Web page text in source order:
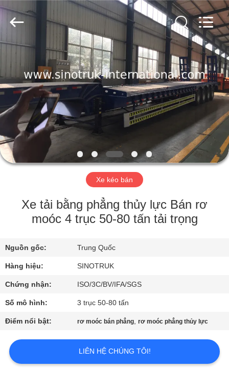
NHÀ
SẢN
PHẨM
VỀ
CHÚNG
TÔI
CHUYẾN
THAM
NHÀ
MÁY
KIỂM
SOÁT
LƯỢNG
-
2026
SINOTRUK
INTERNATIONAL
All
Xe kéo bán
Xe tải bằng phẳng thủy lực Bán rơ
moóc 4 trục 50-80 tấn tải trọng
Nguồn gốc: Trung Quốc
Hàng hiệu: SINOTRUK
Chứng nhận: ISO/3C/BV/IFA/SGS
Số mô hình: 3 trục 50-80 tấn
Điểm nổi bật: rơ moóc bán phẳng,rơ moóc phẳng thủy lực
LIÊN HỆ CHÚNG TÔI!